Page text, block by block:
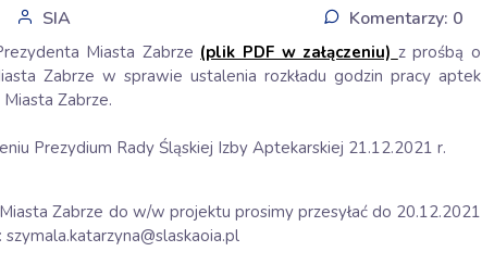
SIA Komentarzy: 0
Miasta Zabrze (plik PDF w załączeniu) z prośbą o
Zabrze w sprawie ustalenia rozkładu godzin pracy aptek
Zabrze.
Prezydium Rady Śląskiej Izby Aptekarskiej 21.12.2021 r.
Zabrze do w/w projektu prosimy przesyłać do 20.12.2021